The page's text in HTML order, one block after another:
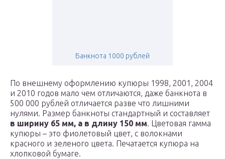
Банкнота 1000 рублей
По внешнему оформлению купюры 1998, 2001, 2004
и 2010 годов мало чем отличаются, даже банкнота в
500 000 рублей отличается разве что лишними
нулями. Размер банкноты стандартный и составляет
в ширину 65 мм, а в длину 150 мм. Цветовая гамма
купюры – это фиолетовый цвет, с волокнами
красного и зеленого цвета. Печатается купюра на
хлопковой бумаге.